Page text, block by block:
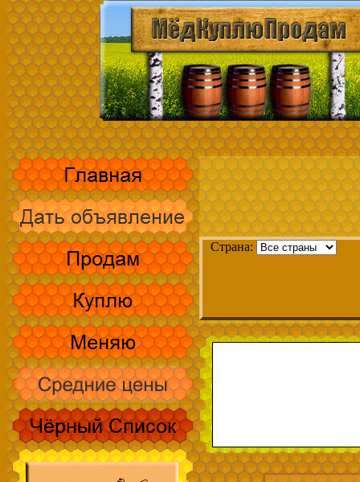
Страна: